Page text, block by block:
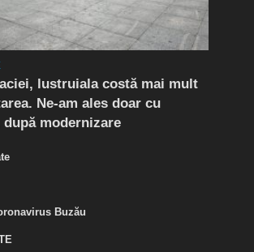
lustruiala costă mai mult
Ne-am ales doar cu
modernizare
Buzău